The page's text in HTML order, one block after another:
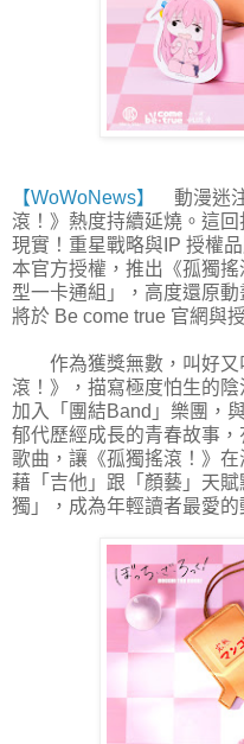
【WoWoNews】
動漫迷
滾！》熱度持續延燒。這
現實！重星戰略與IP 授權
本官方授權，推出《孤獨
型一卡通組」，高度還原
將於 Be come true 官網與
作為獲獎無數，叫好又
滾！》，描寫極度怕生的陰
加入「團結Band」樂團，
郁代歷經成長的青春故事
歌曲，讓《孤獨搖滾！》
藉「吉他」跟「顏藝」天
獨」，成為年輕讀者最愛的